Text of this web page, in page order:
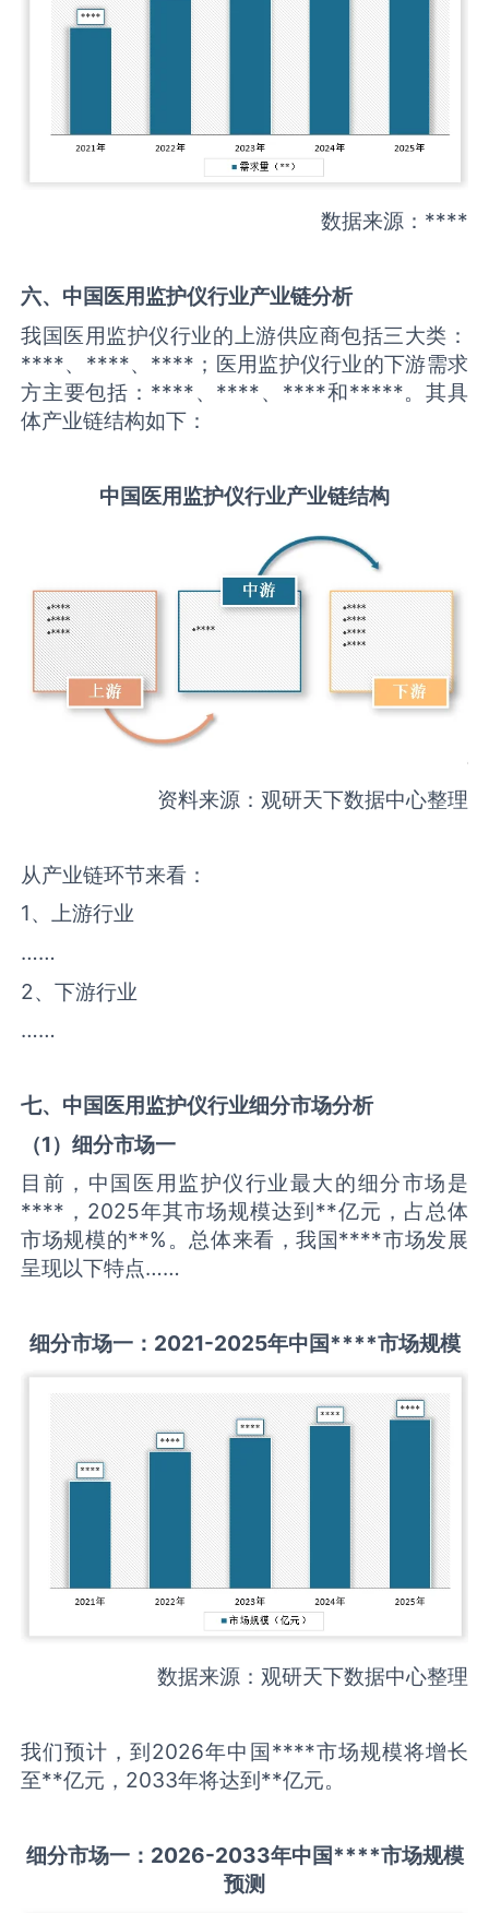
数据来源：****
六、中国医用监护仪行业产业链分析
我国医用监护仪行业的上游供应商包括三大类：
****、****、****；医用监护仪行业的下游需求
方主要包括：****、****、****和*****。其具
体产业链结构如下：
中国医用监护仪行业产业链结构
资料来源：观研天下数据中心整理
从产业链环节来看：
1、上游行业
……
2、下游行业
……
七、中国医用监护仪行业细分市场分析
（1）细分市场一
目前，中国医用监护仪行业最大的细分市场是
****，2025年其市场规模达到**亿元，占总体
市场规模的**%。总体来看，我国****市场发展
呈现以下特点……
细分市场一： 2021-2025年中国****市场规模
数据来源：观研天下数据中心整理
我们预计，到2026年中国****市场规模将增长
至**亿元，2033年将达到**亿元。
细分市场一： 2026-2033年中国****市场规模
预测